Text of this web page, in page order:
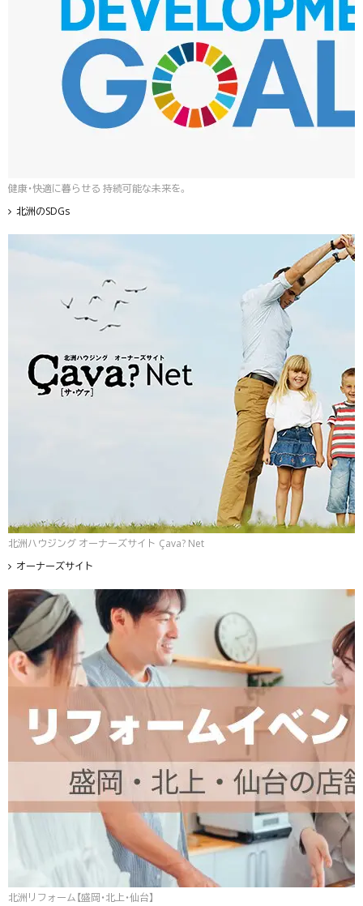
健康・快適に暮らせる 持続可能な未来を。
北洲のSDGs
北洲ハウジング オーナーズサイト Çava? Net
オーナーズサイト
北洲リフォーム【盛岡・北上・仙台】